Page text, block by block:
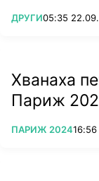
ПОВЕЧЕ ОТ
ДРУГИ05:35
Хванаха
Париж
ПОВЕЧЕ ОТ
ПАРИЖ 2024